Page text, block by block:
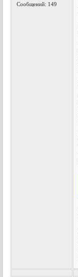
Сообщений: 149